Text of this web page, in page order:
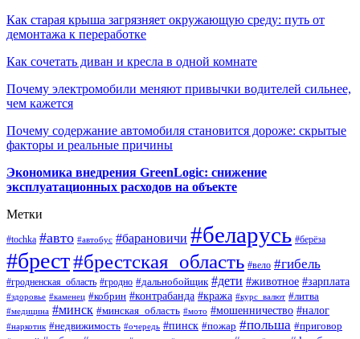
Как старая крыша загрязняет окружающую среду: путь от
демонтажа к переработке
Как сочетать диван и кресла в одной комнате
Почему электромобили меняют привычки водителей сильнее,
чем кажется
Почему содержание автомобиля становится дороже: скрытые
факторы и реальные причины
Экономика внедрения GreenLogic: снижение
эксплуатационных расходов на объекте
Метки
#tochka #авто #автобус #барановичи #беларусь #берёза
#брест#брестская_область #вело #гибель
#гродненская_область #гродно #дальнобойщик #дети #животное #зарплата
#здоровье #каменец #кобрин #контрабанда #кража #курс_валют #литва
#медицина #минск #минская_область #мото #мошенничество #налог
#наркотик #недвижимость #очередь #пинск #пожар #польша #приговор